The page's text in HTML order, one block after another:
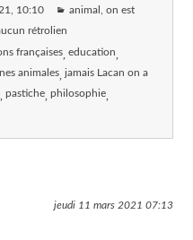
, 10:10 animal, on est
rétrolien
françaises education
animales jamais Lacan on a
pastiche philosophie
jeudi 11 mars 2021 07:13